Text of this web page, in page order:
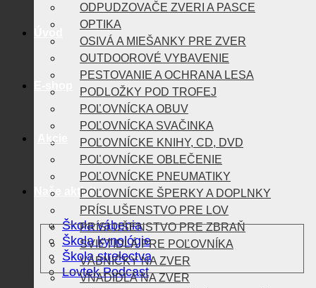
Akcie
Naše aktivity
Škola vábenia
Škola kynológie
Škola strelectva
Lovtek Podcast
ODPUDZOVAČE ZVERI A PASCE
OPTIKA
OSIVÁ A MIEŠANKY PRE ZVER
OUTDOOROVÉ VYBAVENIE
PESTOVANIE A OCHRANA LESA
PODLOŽKY POD TROFEJ
POĽOVNÍCKA OBUV
POĽOVNÍCKA SVAČINKA
POĽOVNÍCKE KNIHY, CD, DVD
POĽOVNÍCKE OBLEČENIE
POĽOVNÍCKE PNEUMATIKY
POĽOVNÍCKE ŠPERKY A DOPLNKY
PRÍSLUŠENSTVO PRE LOV
PRÍSLUŠENSTVO PRE ZBRAŇ
SVIETIDLÁ PRE POĽOVNÍKA
VÁBNIČKY NA ZVER
VNADIDLÁ NA ZVER